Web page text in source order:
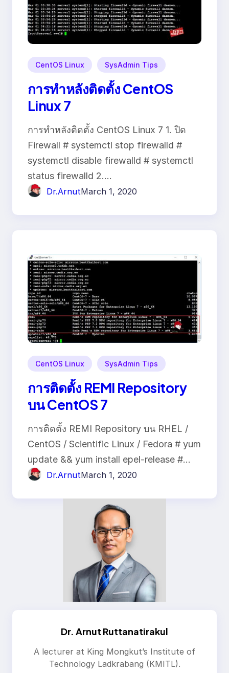
CentOS Linux SysAdmin Tips
การทำหลังติดตั้ง CentOS
Linux 7
การทำหลังติดตั้ง CentOS Linux 7 1. ปิด
Firewall # systemctl stop firewalld #
systemctl disable firewalld # systemctl
status firewalld 2.…
Dr.ArnutMarch 1, 2020
CentOS Linux SysAdmin Tips
การติดตั้ง REMI Repository
บน CentOS 7
การติดตั้ง REMI Repository บน RHEL /
CentOS / Scientific Linux / Fedora # yum
update && yum install epel-release #…
Dr.ArnutMarch 1, 2020
Dr. Arnut Ruttanatirakul
A lecturer at King Mongkut’s Institute of
Technology Ladkrabang (KMITL).